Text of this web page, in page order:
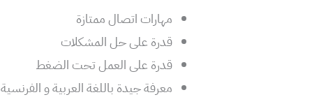
مهارات اتصال ممتازة
قدرة على حل المشكلات
قدرة على العمل تحت الضغط
معرفة جيدة باللغة العربية و الفرنسية